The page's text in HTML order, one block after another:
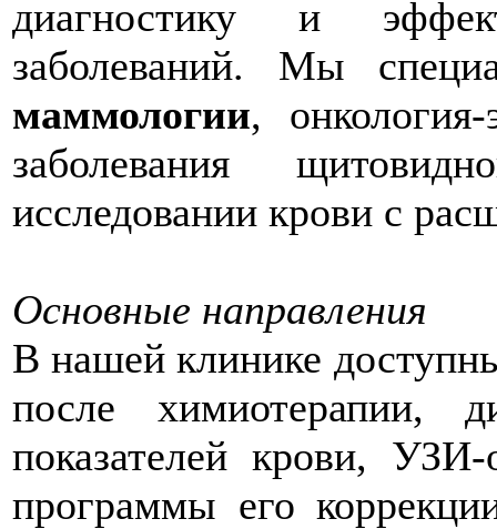
диагностику и
заболеваний. Мы
маммологии,
заболевания
исследовании крови с
Основные направления
В нашей клинике
после химиотерапии,
показателей крови,
программы его